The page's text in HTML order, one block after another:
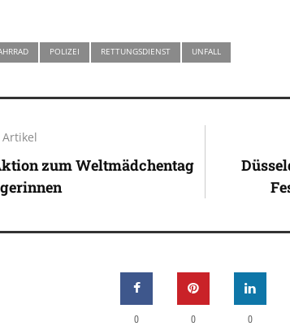
POLIZEI RETTUNGSDIENST UNFALL
zum Weltmädchentag
0 0 0